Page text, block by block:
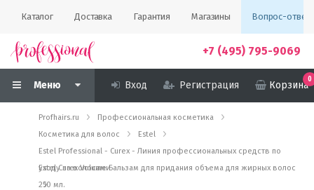
Каталог Доставка Гарантия Магазины Вопрос-ответ
+7 (495) 795-9069
Меню Вход Регистрация Корзина
0
Profhairs.ru
Профессиональная косметика
Косметика для волос
Estel
Estel Professional - Curex - Линия профессиональных средств по
уходу за волосами
Estel Curex Volume Бальзам для придания объема для жирных волос
250 мл.